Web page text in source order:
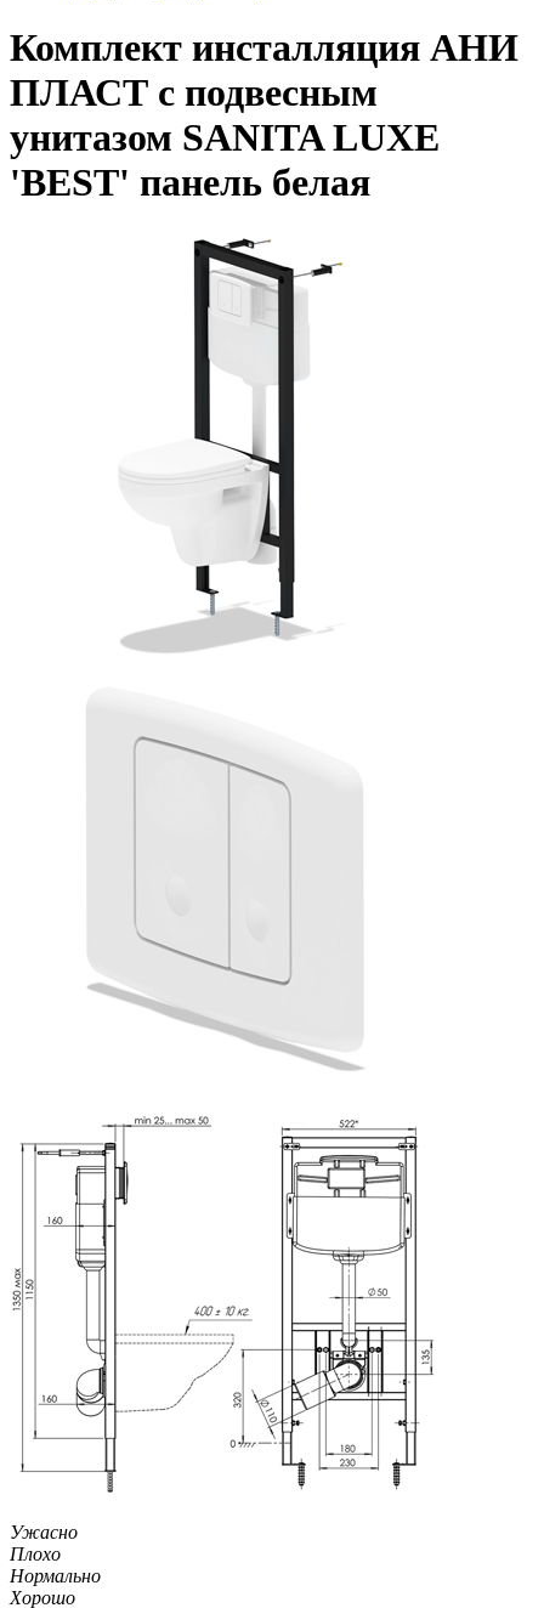
Комплект инсталляция АНИ
ПЛАСТ с подвесным
унитазом SANITA LUXE
'BEST' панель белая
Ужасно
Плохо
Нормально
Хорошо